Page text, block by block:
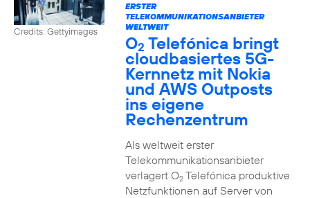
Credits: Gettyimages
ERSTER
TELEKOMMUNIKATIONSANBIETER
WELTWEIT
O2 Telefónica bringt
cloudbasiertes 5G-
Kernnetz mit Nokia
und AWS Outposts
ins eigene
Rechenzentrum
Als weltweit erster
Telekommunikationsanbieter
verlagert O2Telefónica produktive
Netzfunktionen auf Server von